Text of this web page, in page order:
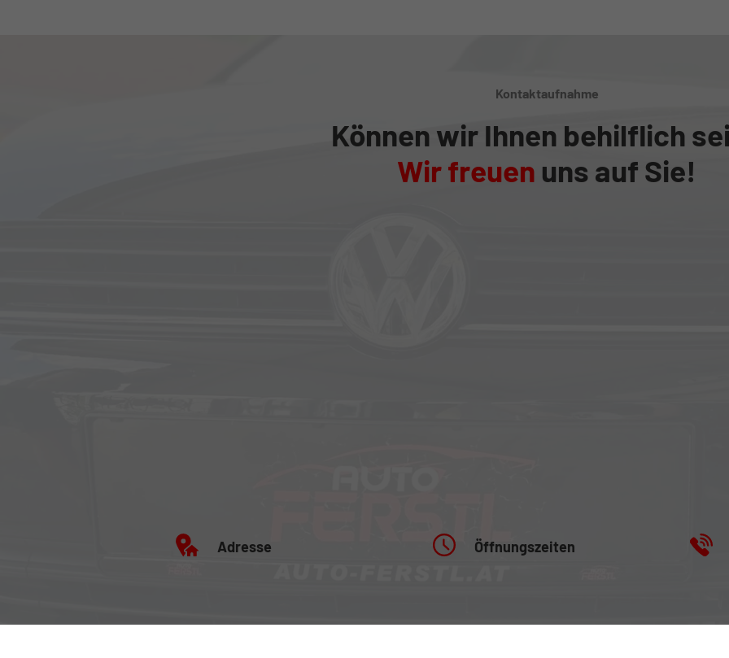
Kontaktaufnahme
Können wir Ihnen behilflich
Wir freuen uns auf Sie!
Adresse Öffnungszeiten